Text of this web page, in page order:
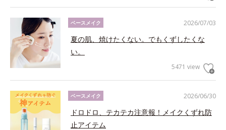
2026/07/03
ベースメイク
夏の肌、焼けたくない。でもくずしたくな
い。
5471 view
2026/06/30
ベースメイク
ドロドロ、テカテカ注意報！メイクくずれ防
止アイテム